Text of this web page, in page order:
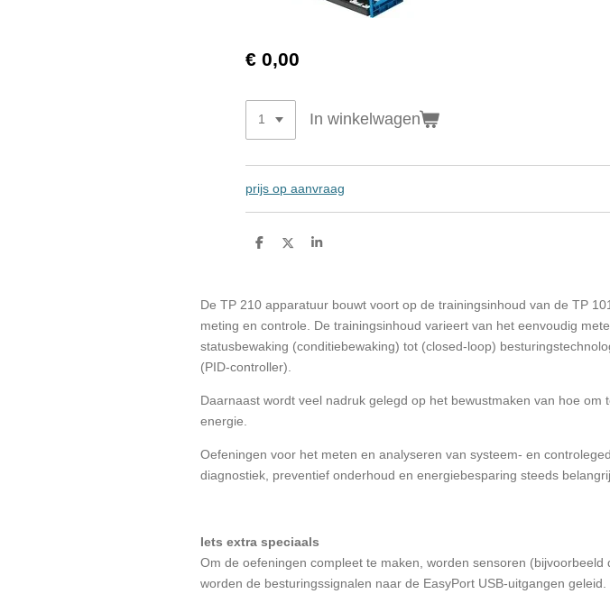
€ 0,00
In winkelwagen
prijs op aanvraag
D
n
D
S
De TP 210 apparatuur bouwt voort op de trainingsinhoud van de TP
meting en controle. De trainingsinhoud varieert van het eenvoudig
statusbewaking (conditiebewaking) tot (closed-loop)
(PID-controller).
Daarnaast wordt veel nadruk gelegd op het bewustmaken van hoe
energie.
Oefeningen voor het meten en analyseren van systeem- en
diagnostiek, preventief onderhoud en energiebesparing steeds
Iets extra speciaals
Om de oefeningen compleet te maken, worden sensoren
worden de besturingssignalen naar de EasyPort USB-uitgangen